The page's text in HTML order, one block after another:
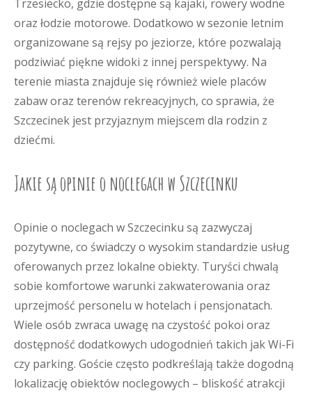
Trzesiecko, gdzie dostępne są kajaki, rowery wodne
oraz łodzie motorowe. Dodatkowo w sezonie letnim
organizowane są rejsy po jeziorze, które pozwalają
podziwiać piękne widoki z innej perspektywy. Na
terenie miasta znajduje się również wiele placów
zabaw oraz terenów rekreacyjnych, co sprawia, że
Szczecinek jest przyjaznym miejscem dla rodzin z
dziećmi.
Jakie są opinie o noclegach w Szczecinku
Opinie o noclegach w Szczecinku są zazwyczaj
pozytywne, co świadczy o wysokim standardzie usług
oferowanych przez lokalne obiekty. Turyści chwalą
sobie komfortowe warunki zakwaterowania oraz
uprzejmość personelu w hotelach i pensjonatach.
Wiele osób zwraca uwagę na czystość pokoi oraz
dostępność dodatkowych udogodnień takich jak Wi-Fi
czy parking. Goście często podkreślają także dogodną
lokalizację obiektów noclegowych – bliskość atrakcji